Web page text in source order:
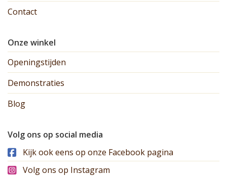
Contact
Onze winkel
Openingstijden
Demonstraties
Blog
Volg ons op social media
Kijk ook eens op onze Facebook pagina
Volg ons op Instagram